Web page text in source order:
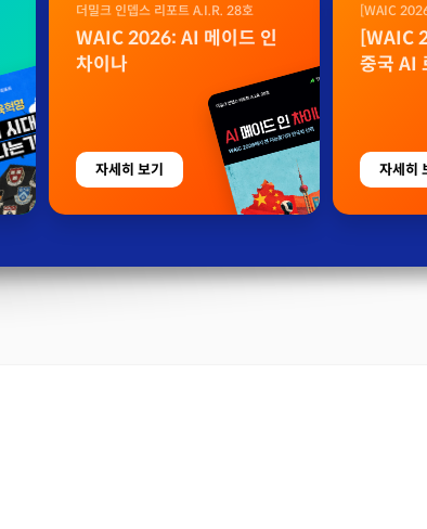
더밀크 인뎁스 리포트 A.I.R. 28호
WAIC 2026: AI 메이드 인
차이나
자세히 보기
[WAIC
자료
[WAIC
중국 AI
자세히